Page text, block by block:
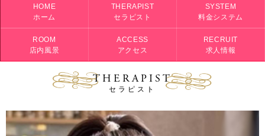
HOME
ホーム
THERAPIST
セラピスト
SYSTEM
料金システム
ROOM
店内風景
ACCESS
アクセス
RECRUIT
求人情報
THERAPIST
セラピスト